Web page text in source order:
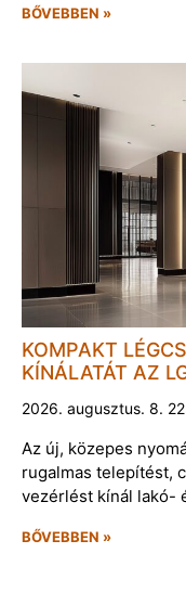
BŐVEBBEN »
KOMPAKT
KÍNÁLATÁT AZ
2026. augusztus. 8.
Az új, közepes
rugalmas telepítést,
vezérlést kínál lakó-
BŐVEBBEN »